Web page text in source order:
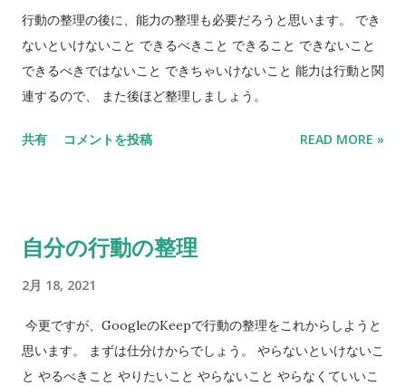
行動の整理の後に、能力の整理も必要だろうと思います。 でき
ないといけないこと できるべきこと できること できないこと
できるべきではないこと できちゃいけないこと 能力は行動と関
連するので、 また後ほど整理しましょう。
共有 コメントを投稿 READ MORE »
自分の行動の整理
2月 18, 2021
今更ですが、GoogleのKeepで行動の整理をこれからしようと
思います。 まずは仕分けからでしょう。 やらないといけないこ
と やるべきこと やりたいこと やらないこと やらなくていいこ